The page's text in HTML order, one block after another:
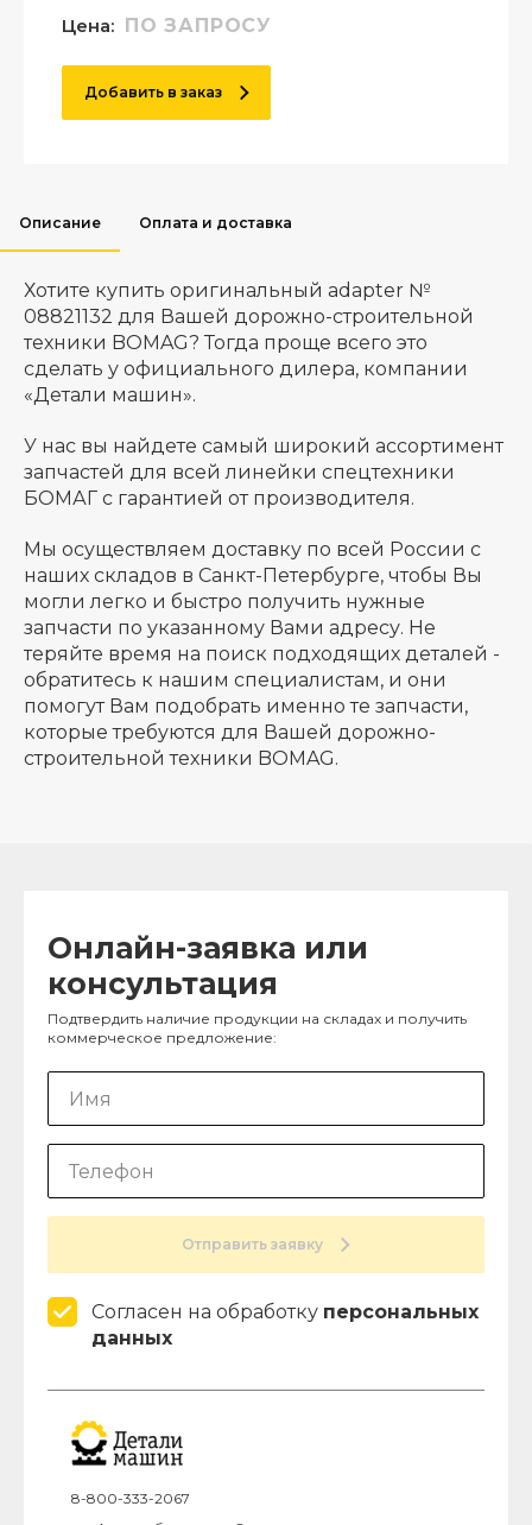
Цена: ПО ЗАПРОСУ
Добавить в заказ
Описание Оплата и доставка
Хотите купить оригинальный adapter №
08821132 для Вашей дорожно-строительной
техники BOMAG? Тогда проще всего это
сделать у официального дилера, компании
«Детали машин».
У нас вы найдете самый широкий ассортимент
запчастей для всей линейки спецтехники
БОМАГ с гарантией от производителя.
Мы осуществляем доставку по всей России с
наших складов в Санкт-Петербурге, чтобы Вы
могли легко и быстро получить нужные
запчасти по указанному Вами адресу. Не
теряйте время на поиск подходящих деталей -
обратитесь к нашим специалистам, и они
помогут Вам подобрать именно те запчасти,
которые требуются для Вашей дорожно-
строительной техники BOMAG.
Онлайн-заявка или
консультация
Подтвердить наличие продукции на складах и получить
коммерческое предложение:
Отправить заявку
Согласен на обработку персональных
данных
8-800-333-2067